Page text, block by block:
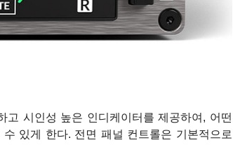
시인성 높은 인디케이터를 제공하여, 어떤
있게 한다. 전면 패널 컨트롤은 기본적으로